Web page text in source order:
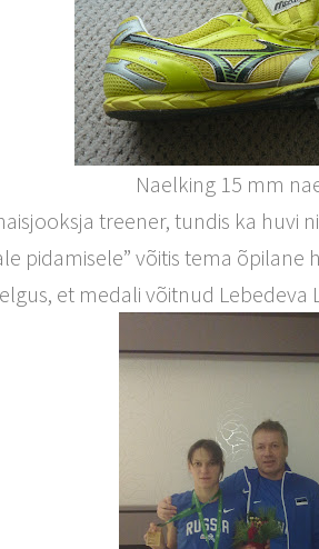
Naelking 15 mm
treener, tundis ka huvi
pidamisele” võitis tema
et medali võitnud